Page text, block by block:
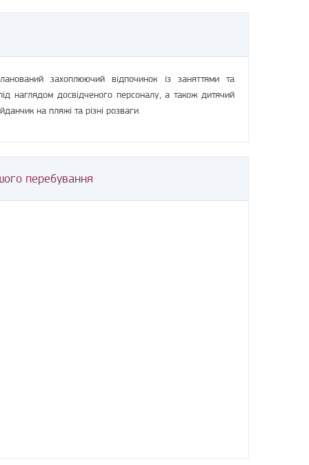
захоплюючий відпочинок із заняттями та
наглядом досвідченого персоналу, а також дитячий
на пляжі та різні розваги.
перебування